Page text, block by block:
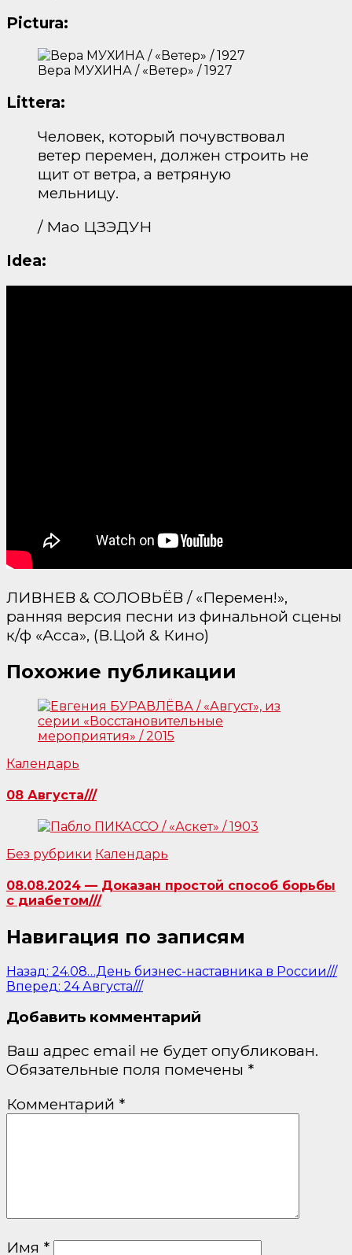
Pictura:
Вера МУХИНА / «Ветер» / 1927
Littera:
Человек, который почувствовал
ветер перемен, должен строить не
щит от ветра, а ветряную
мельницу.
/ Мао ЦЗЭДУН
Idea:
ЛИВНЕВ & СОЛОВЬЁВ / «Перемен!»,
ранняя версия песни из финальной сцены
к/ф «Асса», (В.Цой & Кино)
Похожие публикации
Календарь
08 Августа///
Без рубрики Календарь
08.08.2024 — Доказан простой способ борьбы
с диабетом///
Навигация по записям
Назад: 24.08…День бизнес-наставника в России///
Вперед: 24 Августа///
Добавить комментарий
Ваш адрес email не будет опубликован.
Обязательные поля помечены *
Комментарий *
Имя *